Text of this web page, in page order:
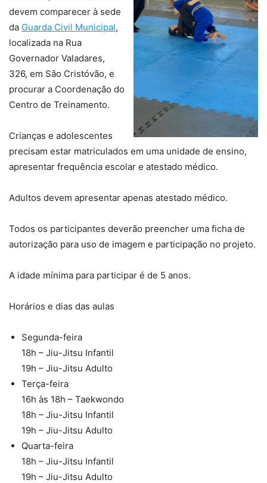
devem comparecer à sede
da Guarda Civil Municipal,
localizada na Rua
Governador Valadares,
326, em São Cristóvão, e
procurar a Coordenação do
Centro de Treinamento.
Crianças e adolescentes
precisam estar matriculados em uma unidade de ensino,
apresentar frequência escolar e atestado médico.
Adultos devem apresentar apenas atestado médico.
Todos os participantes deverão preencher uma ficha de
autorização para uso de imagem e participação no projeto.
A idade mínima para participar é de 5 anos.
Horários e dias das aulas
Segunda-feira
18h – Jiu-Jitsu Infantil
19h – Jiu-Jitsu Adulto
Terça-feira
16h às 18h – Taekwondo
18h – Jiu-Jitsu Infantil
19h – Jiu-Jitsu Adulto
Quarta-feira
18h – Jiu-Jitsu Infantil
19h – Jiu-Jitsu Adulto